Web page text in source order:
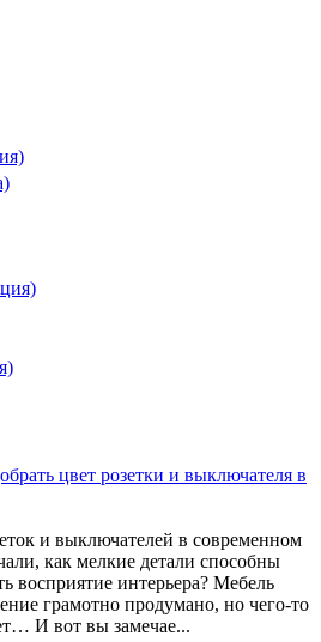
цвет розетки и выключателя в
и выключателей в современном
как мелкие детали способны
восприятие интерьера? Мебель
грамотно продумано, но чего-то
И вот вы замечае...